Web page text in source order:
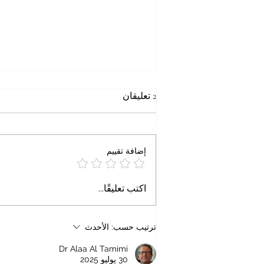
حين يتحول الاسم إلى تهمة
خاطرة الجمعة حين يتحول الاسم إلى
أصول مصرية، اسمه عبد السيد
ولاية ميشيغان. درس الطب والصحة
2 تعليقان
إضافة تقييم
اكتب تعليقًا...
ترتيب حسب: الأحدث
Dr Alaa Al Tamimi
30 يوليو 2025